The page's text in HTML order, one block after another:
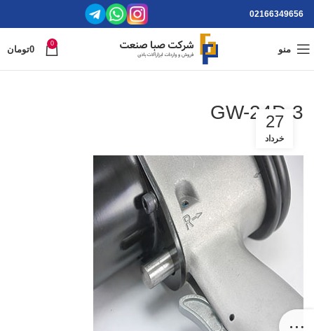
02166349656
منو
0
0تومان
GW-24D-3
27
خرداد